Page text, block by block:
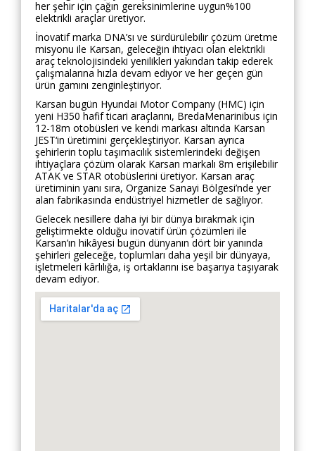
her şehir için çağın gereksinimlerine uygun%100
elektrikli araçlar üretiyor.
İnovatif marka DNA’sı ve sürdürülebilir çözüm üretme
misyonu ile Karsan, geleceğin ihtiyacı olan elektrikli
araç teknolojisindeki yenilikleri yakından takip ederek
çalışmalarına hızla devam ediyor ve her geçen gün
ürün gamını zenginleştiriyor.
Karsan bugün Hyundai Motor Company (HMC) için
yeni H350 hafif ticari araçlarını, BredaMenarinibus için
12-18m otobüsleri ve kendi markası altında Karsan
JEST‘in üretimini gerçekleştiriyor. Karsan ayrıca
şehirlerin toplu taşımacılık sistemlerindeki değişen
ihtiyaçlara çözüm olarak Karsan markalı 8m erişilebilir
ATAK ve STAR otobüslerini üretiyor. Karsan araç
üretiminin yanı sıra, Organize Sanayi Bölgesi’nde yer
alan fabrikasında endüstriyel hizmetler de sağlıyor.
Gelecek nesillere daha iyi bir dünya bırakmak için
geliştirmekte olduğu inovatif ürün çözümleri ile
Karsan’ın hikâyesi bugün dünyanın dört bir yanında
şehirleri geleceğe, toplumları daha yeşil bir dünyaya,
işletmeleri kârlılığa, iş ortaklarını ise başarıya taşıyarak
devam ediyor.